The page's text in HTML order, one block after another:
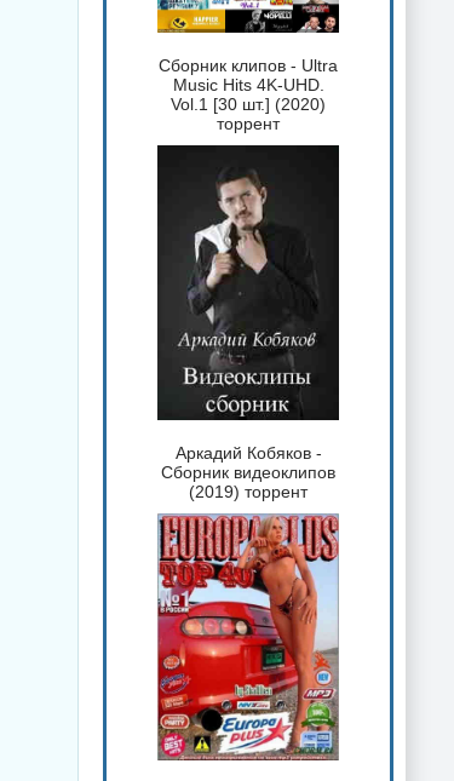
Сборник клипов - Ultra
Music Hits 4K-UHD.
Vol.1 [30 шт.] (2020)
торрент
Аркадий Кобяков -
Сборник видеоклипов
(2019) торрент